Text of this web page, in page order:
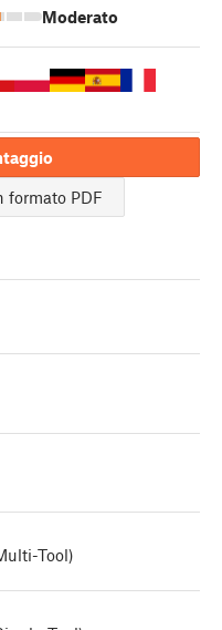
Moderato
formato PDF
Tool)